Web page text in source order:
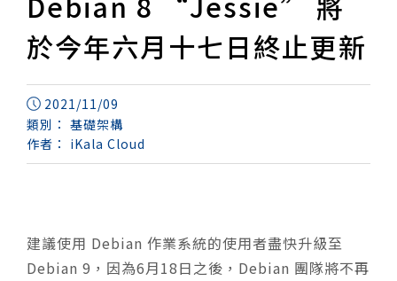
於今年六月十七日終止更新
2021/11/09
類別： 基礎架構
作者： iKala Cloud
建議使用 Debian 作業系統的使用者盡快升級至
Debian 9，因為6月18日之後，Debian 團隊將不再